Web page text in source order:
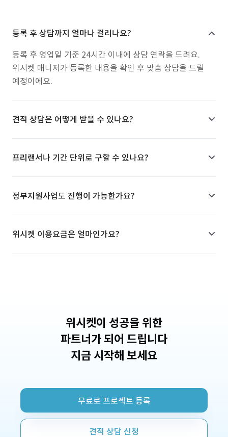
등록 후 상담까지 얼마나 걸리나요?
등록 후 영업일 기준 24시간 이내에 상담 연락을 드려요.
위시켓 매니저가 등록한 내용을 확인 후 맞춤 상담을 드릴
예정이에요.
견적 상담은 어떻게 받을 수 있나요?
프리랜서나 기간 단위로 구할 수 있나요?
정부지원사업도 진행이 가능한가요?
위시켓 이용요금은 얼마인가요?
위시켓이 성공을 위한
파트너가 되어 드립니다
지금 시작해 보세요
무료로 프로젝트 등록
견적 상담 신청